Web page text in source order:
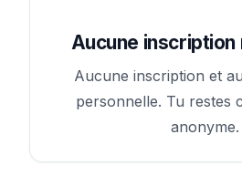
Aucune inscription
Aucune inscription et
personnelle. Tu restes
anonyme.